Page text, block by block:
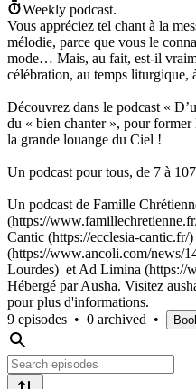
Weekly podcast.
Vous appréciez tel chant à la
mélodie, parce que vous le
mode… Mais, au fait, est-il
célébration, au temps liturgique,
Découvrez dans le podcast «
du « bien chanter », pour former
la grande louange du Ciel !
Un podcast pour tous, de 7 à
Un podcast de Famille
(https://
Cantic (https://ecclesia-cantic.fr/
(https://www.ancoli.com/news/
Lourdes) et Ad Limina (https://
Hébergé par Ausha. Visitez
pour plus d'informations.
9 episodes • 0 archived •